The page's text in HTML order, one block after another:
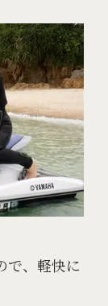
で、軽快に